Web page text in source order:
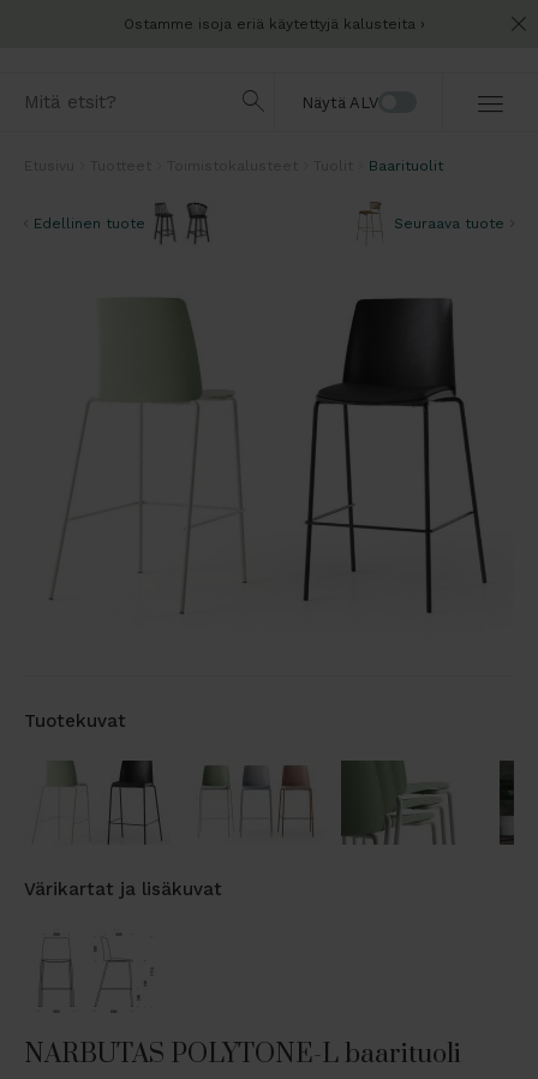
Ostamme isoja eriä käytettyjä kalusteita
Näytä ALV
Baarituolit
Edellinen tuote Seuraava tuote
Tuotekuvat
Värikartat ja lisäkuvat
NARBUTAS POLYTONE-L baarituoli